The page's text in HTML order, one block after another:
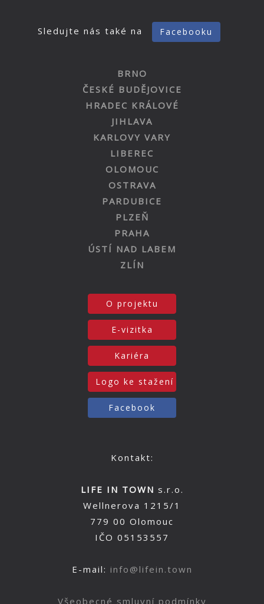
Sledujte nás také na Facebooku
BRNO
ČESKÉ BUDĚJOVICE
HRADEC KRÁLOVÉ
JIHLAVA
KARLOVY VARY
LIBEREC
OLOMOUC
OSTRAVA
PARDUBICE
PLZEŇ
PRAHA
ÚSTÍ NAD LABEM
ZLÍN
O projektu
E-vizitka
Kariéra
Logo ke stažení
Facebook
Kontakt:
LIFE IN TOWN s.r.o.
Wellnerova 1215/1
779 00 Olomouc
IČO 05153557
E-mail: info@lifein.town
Všeobecné smluvní podmínky